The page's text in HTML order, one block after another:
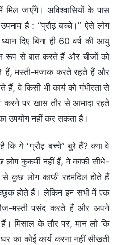
जाएँगे। अविश्वासियों के पास
है : “प्रौढ़ बच्चे।” ऐसे लोग
दिए बिना ही 60 वर्ष की आयु
से बात करते हैं और चीजों को
हैं, मस्ती-मजाक करते रहते हैं और
वे किसी भी कार्य को गंभीरता से
पर खास तौर से आमादा रहते
उपयोग नहीं कर सकता है।
कि ये “प्रौढ़ बच्चे” बुरे हैं? क्या वे
कुकर्मी नहीं हैं, वे काफी सीधे-
कुछ लोग काफी रहमदिल होते हैं
होते हैं। लेकिन इन सभी में एक
मस्ती पसंद करते हैं और अपने
हैं। मिसाल के तौर पर, मान लो कि
का कोई कार्य करना नहीं सीखती